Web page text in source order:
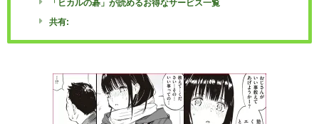
「ヒカルの碁」が読めるお得なサービス一覧
共有: